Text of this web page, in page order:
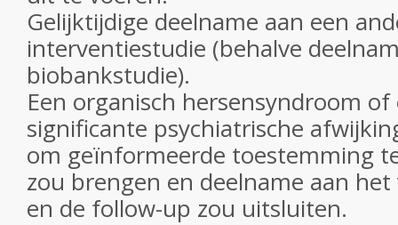
Gelijktijdige deelname aan een
interventiestudie (behalve
biobankstudie).
Een organisch hersensyndroom of
significante psychiatrische
om geïnformeerde toestemming
zou brengen en deelname aan
en de follow-up zou uitsluiten.